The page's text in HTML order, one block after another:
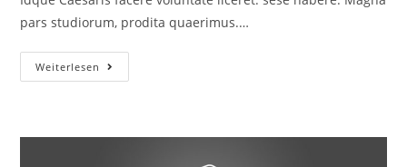
pars studiorum, prodita quaerimus.…
Weiterlesen Sedial
Eiusmod